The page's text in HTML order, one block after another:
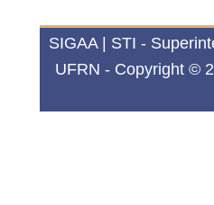
SIGAA | STI -
UFRN - Copyright ©